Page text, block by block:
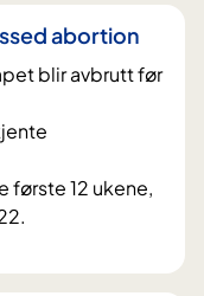
abortion
blir avbrutt før
første 12 ukene,